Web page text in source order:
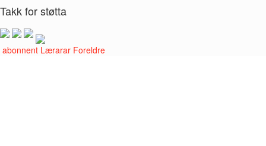
Takk for støtta
abonnent Lærarar Foreldre